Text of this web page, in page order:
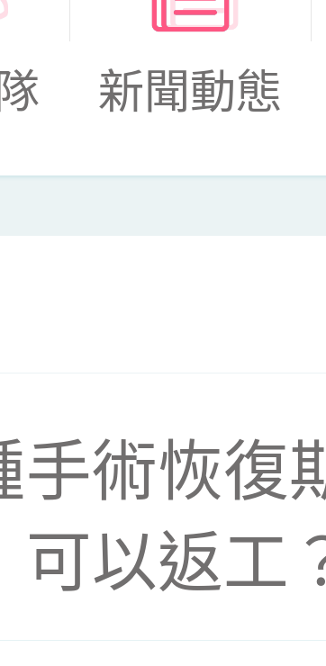
新聞動態
術恢復
可以返工